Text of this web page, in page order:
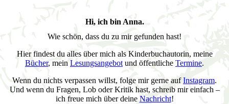
Hi, ich bin Anna.
Wie schön, dass du zu mir gefunden hast!
Hier findest du alles über mich als Kinderbuchautorin, meine
Bücher, mein Lesungsangebot und öffentliche Termine.
Wenn du nichts verpassen willst, folge mir gerne aufInstagram.
Und wenn du Fragen, Lob oder Kritik hast, schreib mir einfach –
ich freue mich über deine Nachricht!